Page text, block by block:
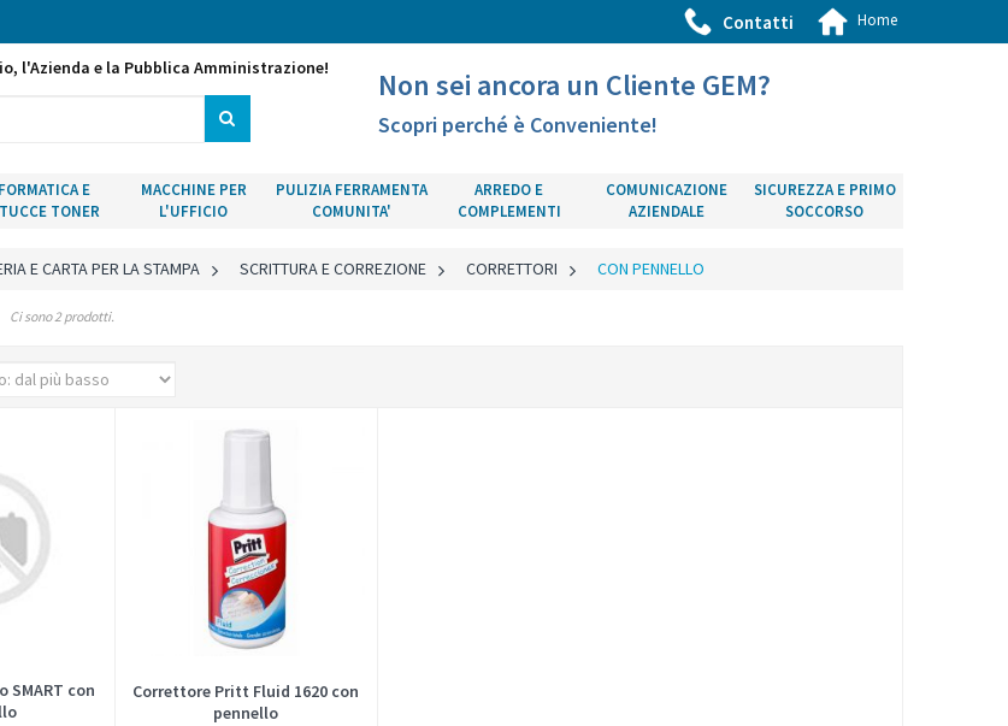
Contatti Home
l'Azienda e la Pubblica Amministrazione! Non sei ancora un Cliente GEM?
Scopri perché è Conveniente!
E
TONER
MACCHINE PER
L'UFFICIO
PULIZIA FERRAMENTA
COMUNITA'
ARREDO E
COMPLEMENTI
COMUNICAZIONE
AZIENDALE
SICUREZZA E PRIMO
SOCCORSO
E CARTA PER LA STAMPA > SCRITTURA E CORREZIONE > CORRETTORI > CON PENNELLO
Ci sono 2 prodotti.
SMART con
Correttore Pritt Fluid 1620 con
pennello